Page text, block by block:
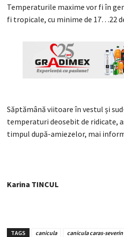
Temperaturile maxime vor fi în
fi tropicale, cu minime de 17…22
Săptămână viitoare în vestul și
temperaturi deosebit de ridicate,
timpul după-amiezelor, mai
Karina TINCUL
TAGS canicula canicula caras-severin